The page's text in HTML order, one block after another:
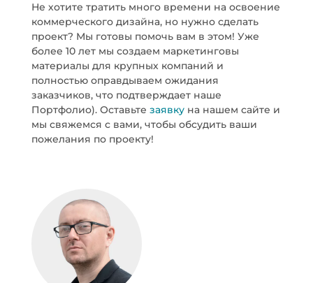
Не хотите тратить много времени на освоение
коммерческого дизайна, но нужно сделать
проект? Мы готовы помочь вам в этом! Уже
более 10 лет мы создаем маркетинговы
материалы для крупных компаний и
полностью оправдываем ожидания
заказчиков, что подтверждает наше
Портфолио). Оставьте заявку на нашем сайте и
мы свяжемся с вами, чтобы обсудить ваши
пожелания по проекту!